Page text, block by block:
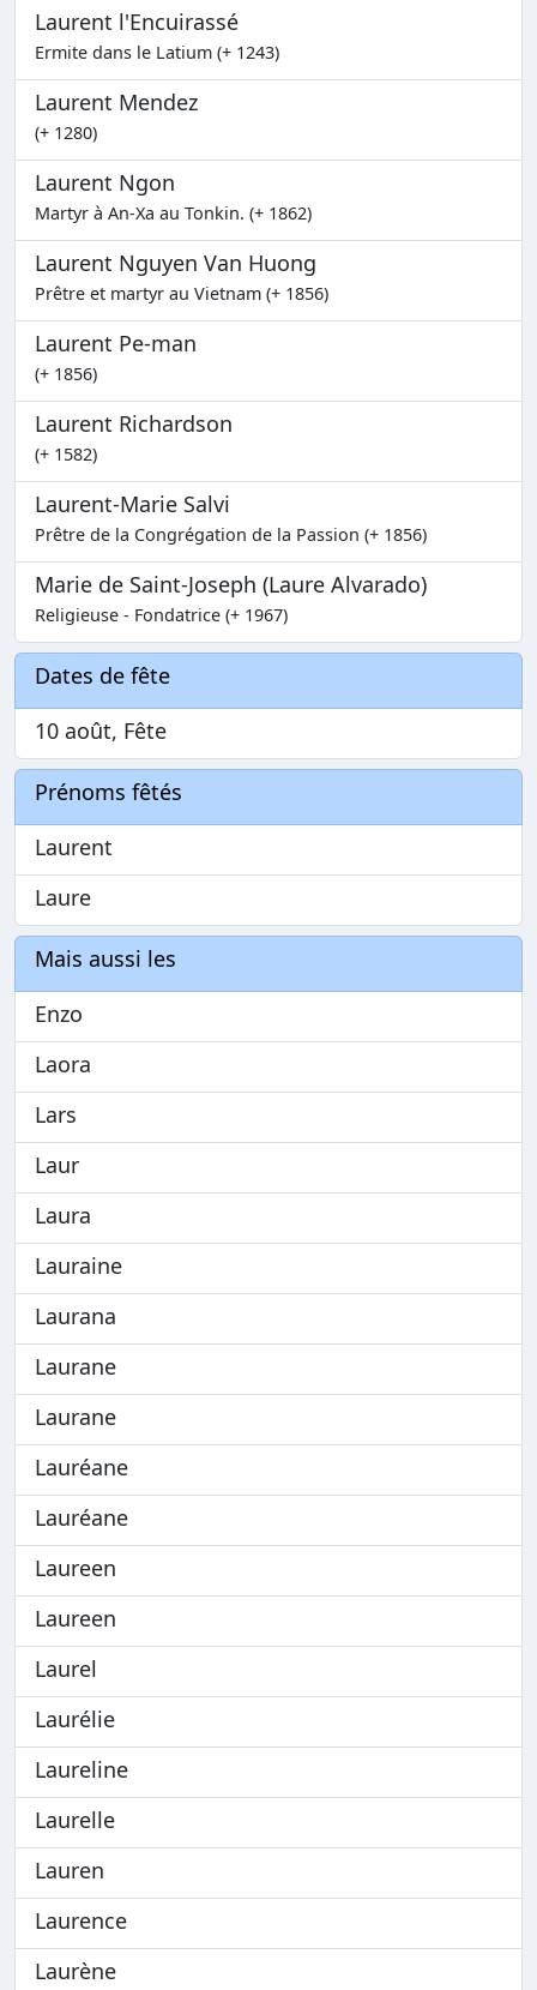
Laurent l'Encuirassé
Ermite dans le Latium (+ 1243)
Laurent Mendez
(+ 1280)
Laurent Ngon
Martyr à An-Xa au Tonkin. (+ 1862)
Laurent Nguyen Van Huong
Prêtre et martyr au Vietnam (+ 1856)
Laurent Pe-man
(+ 1856)
Laurent Richardson
(+ 1582)
Laurent-Marie Salvi
Prêtre de la Congrégation de la Passion (+ 1856)
Marie de Saint-Joseph (Laure Alvarado)
Religieuse - Fondatrice (+ 1967)
Dates de fête
10 août, Fête
Prénoms fêtés
Laurent
Laure
Mais aussi les
Enzo
Laora
Lars
Laur
Laura
Lauraine
Laurana
Laurane
Laurane
Lauréane
Lauréane
Laureen
Laureen
Laurel
Laurélie
Laureline
Laurelle
Lauren
Laurence
Laurène